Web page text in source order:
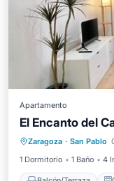
Apartamento
El Encanto del
Zaragoza · San Pablo
1 Dormitorio
1 Baño 4
Balcón/
Aire